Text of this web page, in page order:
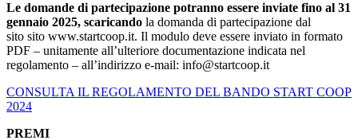
Le domande di partecipazione potranno essere inviate fino al 31
gennaio 2025, scaricando la domanda di partecipazione dal
sito sito www.startcoop.it. Il modulo deve essere inviato in formato
PDF – unitamente all’ulteriore documentazione indicata nel
regolamento – all’indirizzo e-mail: info@startcoop.it
CONSULTA IL REGOLAMENTO DEL BANDO START COOP
2024
PREMI